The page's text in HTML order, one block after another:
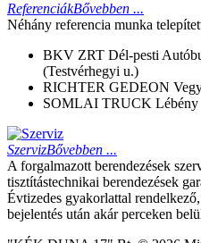
ReferenciákBővebben ...
Néhány referencia munka
BKV ZRT Dél-pesti
(Testvérhegyi u.)
RICHTER GEDEON
SOMLAI TRUCK Lébény
SzervizBővebben ...
A forgalmazott berendezések
tisztítástechnikai berendezések
Évtizedes gyakorlattal
bejelentés után akár perceken